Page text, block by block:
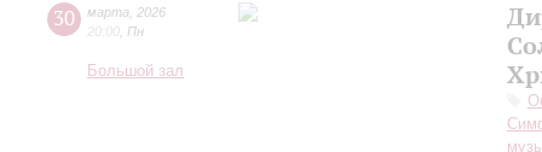
30 марта
2026
20:00 Пн
Большой зал